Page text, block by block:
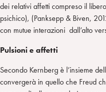
dei relativi affetti compreso il
psichico), (Panksepp & Biven,
con mutue interazioni dall’alto
Pulsioni e affetti
Secondo Kernberg è l’insieme
convergerà in quello che Freud